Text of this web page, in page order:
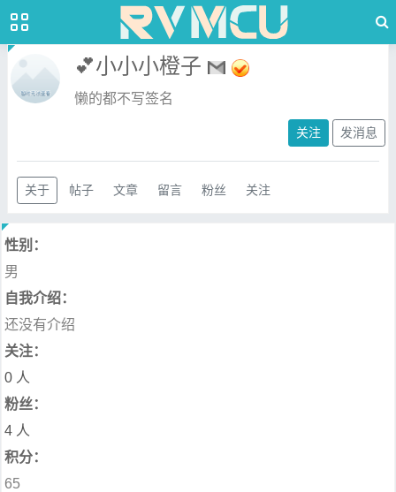
💕小小小橙子
懒的都不写签名
关注 发消息
关于 帖子 文章 留言 粉丝 关注
性别：
男
自我介绍：
还没有介绍
关注：
0 人
粉丝：
4 人
积分：
65